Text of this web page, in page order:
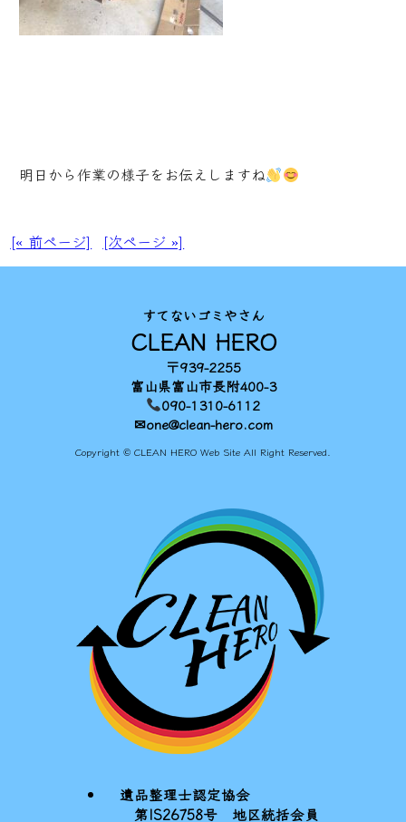
明日から作業の様子をお伝えしますね
[« 前ページ] [次ページ »]
すてないゴミやさん
CLEAN HERO
〒939-2255
富山県富山市長附400-3
090-1310-6112
✉one@clean-hero.com
Copyright © CLEAN HERO Web Site All Right Reserved.
遺品整理士認定協会
第IS26758号 地区統括会員